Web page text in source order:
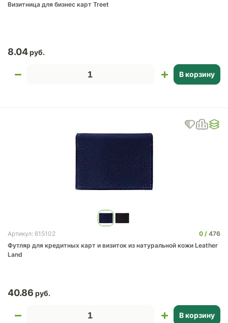
Визитница для бизнес карт Treet
8.04
В корзину
Артикул: 615102 0
476
Футляр для кредитных карт и визиток из натуральной кожи Leather
Land
40.86
В корзину